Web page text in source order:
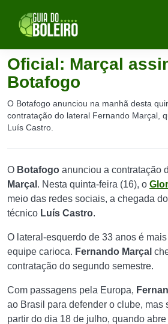
Oficial: Marçal
Botafogo
O Botafogo anunciou na manhã desta
contratação do lateral Fernando Marçal,
Luís Castro.
O Botafogo anunciou a contratação
Marçal . Nesta quinta-feira (16), o
meio das redes sociais, a chegada
técnico Luís Castro.
O lateral-esquerdo de 33 anos é
equipe carioca. Fernando Marçal
contratação do segundo semestre.
Com passagens pela Europa,
ao Brasil para defender o clube, mas
partir do dia 18 de julho, quando